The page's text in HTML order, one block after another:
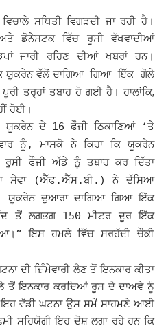
ਸਥਿਤੀ ਵਿਗੜਦੀ ਜਾ ਰਹੀ ਹੈ।
ਡੋਨੇਸਟਕ ਵਿੱਚ ਰੂਸੀ ਵੱਖਵਾਦੀਆਂ
ਜਾਰੀ ਰਹਿਣ ਦੀਆਂ ਖਬਰਾਂ ਹਨ।
ਯੂਕਰੇਨ ਵੱਲੋਂ ਦਾਗਿਆ ਗਿਆ ਇੱਕ ਗੋਲੇ
ਤਰ੍ਹਾਂ ਤਬਾਹ ਹੋ ਗਈ ਹੈ। ਹਾਲਾਂਕਿ,
ਹੋਈ।
ਦੇ 16 ਫੌਜੀ ਠਿਕਾਣਿਆਂ ‘ਤੇ
ਨੂੰ, ਮਾਸਕੋ ਨੇ ਕਿਹਾ ਕਿ ਯੂਕਰੇਨ
ਫੌਜੀ ਅੱਡੇ ਨੂੰ ਤਬਾਹ ਕਰ ਦਿੱਤਾ
ਸੇਵਾ (ਐੱਫ.ਐੱਸ.ਬੀ.) ਨੇ ਦੱਸਿਆ
ਯੂਕਰੇਨ ਦੁਆਰਾ ਦਾਗਿਆ ਗਿਆ ਇੱਕ
ਤੋਂ ਲਗਭਗ 150 ਮੀਟਰ ਦੂਰ ਇੱਕ
ਇਸ ਹਮਲੇ ਵਿੱਚ ਸਰਹੱਦੀ ਚੌਕੀ
ਦੀ ਜ਼ਿੰਮੇਵਾਰੀ ਲੈਣ ਤੋਂ ਇਨਕਾਰ ਕੀਤਾ
ਤੋਂ ਇਨਕਾਰ ਕਰਦਿਆਂ ਰੂਸ ਦੇ ਦਾਅਵੇ ਨੂੰ
ਇਹ ਵੱਡੀ ਘਟਨਾ ਉਸ ਸਮੇਂ ਸਾਹਮਣੇ ਆਈ
ਸਹਿਯੋਗੀ ਇਹ ਦੋਸ਼ ਲਗਾ ਰਹੇ ਹਨ ਕਿ